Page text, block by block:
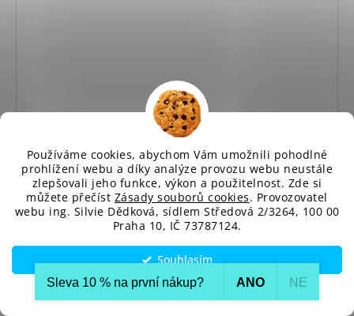
Používáme cookies, abychom Vám umožnili pohodlné
prohlížení webu a díky analýze provozu webu neustále
zlepšovali jeho funkce, výkon a použitelnost. Zde si
můžete přečíst Zásady souborů cookies. Provozovatel
webu ing. Silvie Dědková, sídlem Středová 2/3264, 100 00
Praha 10, IČ 73787124.
Souhlasím
Nastavení
Sleva 10 % na první nákup?​ ANO NE